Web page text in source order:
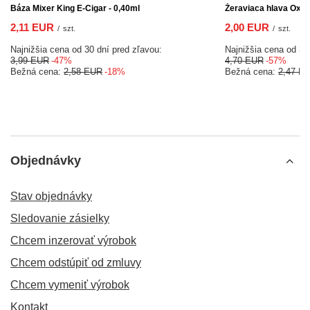
Báza Mixer King E-Cigar - 0,40ml
2,11 EUR / szt.
Najnižšia cena od 30 dní pred zľavou:
3,99 EUR -47%
Bežná cena: 2,58 EUR -18%
Žeraviaca hlava
2,00 EUR / szt.
Najnižšia cena od
4,70 EUR -57%
Bežná cena: 2,47
Objednávky
Stav objednávky
Sledovanie zásielky
Chcem inzerovať výrobok
Chcem odstúpiť od zmluvy
Chcem vymeniť výrobok
Kontakt